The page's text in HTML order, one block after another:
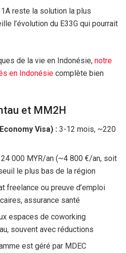
reste la solution la plus
l’évolution du E33G qui pourrait
de la vie en Indonésie, notre
en Indonésie complète bien
et MM2H
Visa) : 3-12 mois, ~220
24 000 MYR/an (~4 800 €/an, soit
le plus bas de la région
freelance ou preuve d’emploi
assurance santé
espaces de coworking
souvent avec réductions
est géré par MDEC